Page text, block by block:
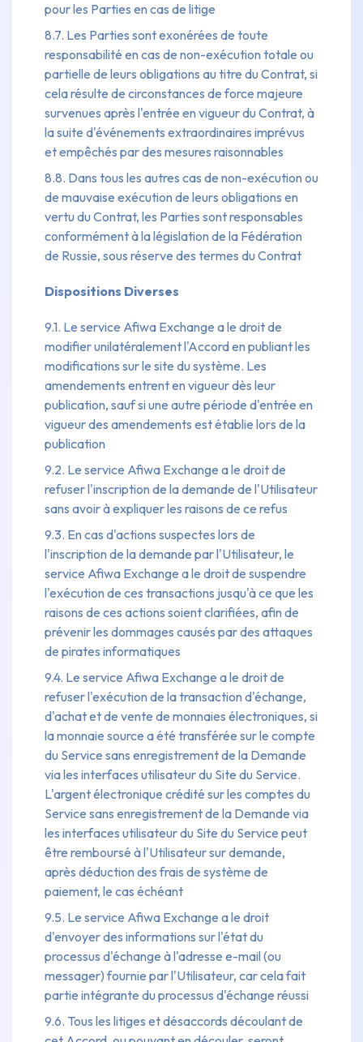
pour les Parties en cas de litige
8.7. Les Parties sont exonérées de toute
responsabilité en cas de non-exécution totale ou
partielle de leurs obligations au titre du Contrat, si
cela résulte de circonstances de force majeure
survenues après l'entrée en vigueur du Contrat, à
la suite d'événements extraordinaires imprévus
et empêchés par des mesures raisonnables
8.8. Dans tous les autres cas de non-exécution ou
de mauvaise exécution de leurs obligations en
vertu du Contrat, les Parties sont responsables
conformément à la législation de la Fédération
de Russie, sous réserve des termes du Contrat
Dispositions Diverses
9.1. Le service Afiwa Exchange a le droit de
modifier unilatéralement l'Accord en publiant les
modifications sur le site du système. Les
amendements entrent en vigueur dès leur
publication, sauf si une autre période d'entrée en
vigueur des amendements est établie lors de la
publication
9.2. Le service Afiwa Exchange a le droit de
refuser l'inscription de la demande de l'Utilisateur
sans avoir à expliquer les raisons de ce refus
9.3. En cas d'actions suspectes lors de
l'inscription de la demande par l'Utilisateur, le
service Afiwa Exchange a le droit de suspendre
l'exécution de ces transactions jusqu'à ce que les
raisons de ces actions soient clarifiées, afin de
prévenir les dommages causés par des attaques
de pirates informatiques
9.4. Le service Afiwa Exchange a le droit de
refuser l'exécution de la transaction d'échange,
d'achat et de vente de monnaies électroniques, si
la monnaie source a été transférée sur le compte
du Service sans enregistrement de la Demande
via les interfaces utilisateur du Site du Service.
L'argent électronique crédité sur les comptes du
Service sans enregistrement de la Demande via
les interfaces utilisateur du Site du Service peut
être remboursé à l'Utilisateur sur demande,
après déduction des frais de système de
paiement, le cas échéant
9.5. Le service Afiwa Exchange a le droit
d'envoyer des informations sur l'état du
processus d'échange à l'adresse e-mail (ou
messager) fournie par l'Utilisateur, car cela fait
partie intégrante du processus d'échange réussi
9.6. Tous les litiges et désaccords découlant de